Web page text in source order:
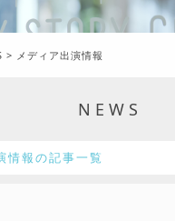
> メディア出演情報
NEWS
情報の記事一覧